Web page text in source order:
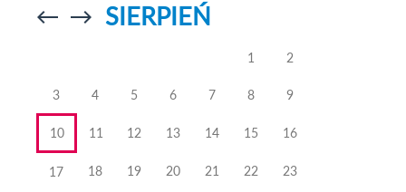
Przejdź doPrzejdź do
SIERPIEŃ
1 2
3 4 5 6 7 8 9
10 11 12 13 14 15 16
17 18 19 20 21 22 23